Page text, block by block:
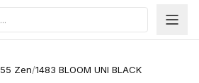
Zen/1483 BLOOM UNI BLACK